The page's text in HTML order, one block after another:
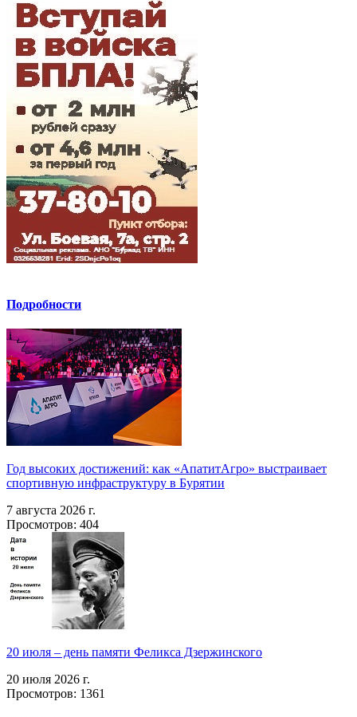
Подробности
Год высоких достижений: как «АпатитАгро» выстраивает
спортивную инфраструктуру в Бурятии
7 августа 2026 г.
Просмотров: 404
20 июля – день памяти Феликса Дзержинского
20 июля 2026 г.
Просмотров: 1361